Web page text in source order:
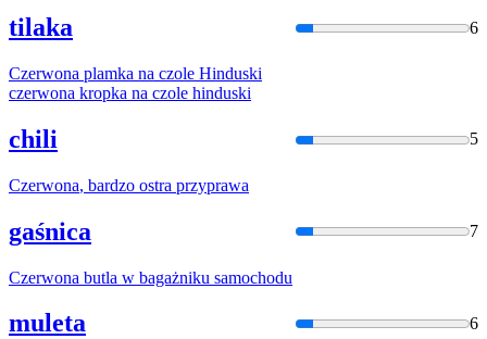
tilaka 6
Czerwona plamka na czole Hinduski
czerwona kropka na czole hinduski
chili 5
Czerwona, bardzo ostra przyprawa
gaśnica 7
Czerwona butla w bagażniku samochodu
muleta 6